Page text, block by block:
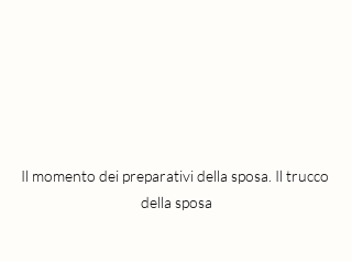
Il momento dei preparativi della sposa. Il trucco
della sposa